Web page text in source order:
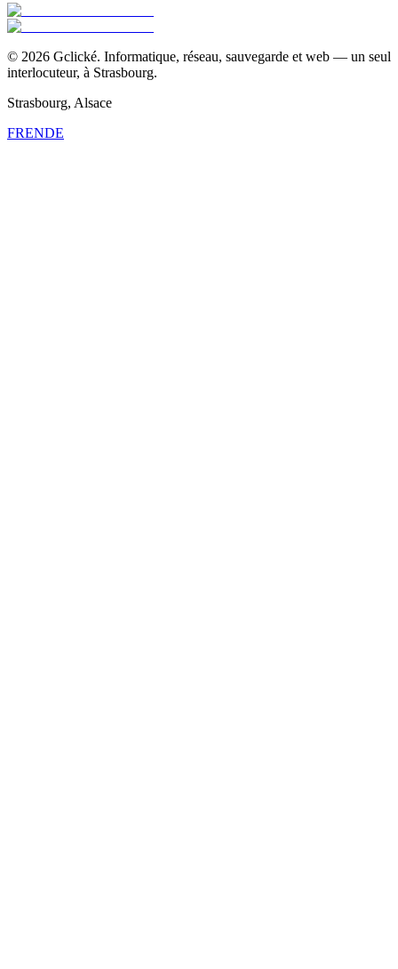
© 2026 Gclické. Informatique, réseau, sauvegarde et web — un seul
interlocuteur, à Strasbourg.
Strasbourg, Alsace
FRENDE